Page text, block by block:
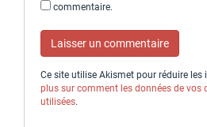
commentaire.
Ce site utilise Akismet pour réduire les
plus sur comment les données de vos
utilisées.